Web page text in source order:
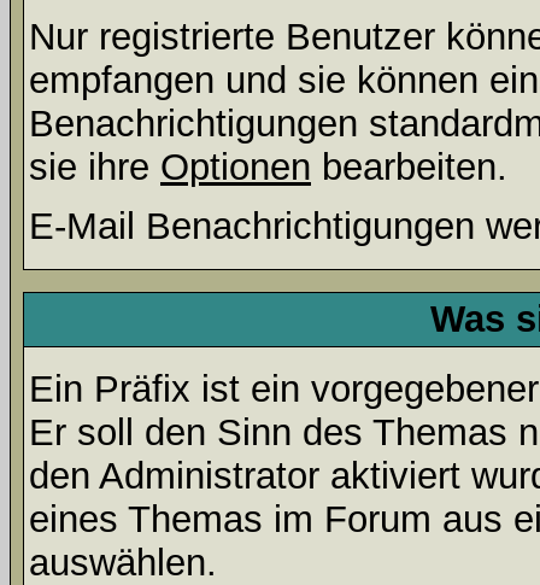
Nur registrierte Benutzer
empfangen und sie können
Benachrichtigungen
sie ihre Optionen bearbeiten.
E-Mail Benachrichtigungen
Was
Ein Präfix ist ein
Er soll den Sinn des Themas
den Administrator aktiviert
eines Themas im Forum aus
auswählen.